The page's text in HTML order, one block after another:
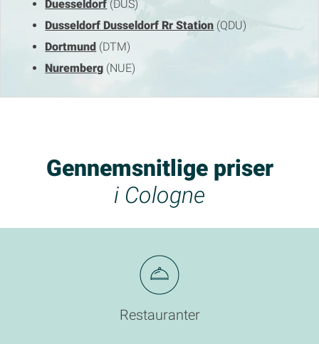
Duesseldorf (DUS)
Dusseldorf Dusseldorf Rr Station (QDU)
Dortmund (DTM)
Nuremberg (NUE)
Gennemsnitlige priser
i Cologne
Restauranter